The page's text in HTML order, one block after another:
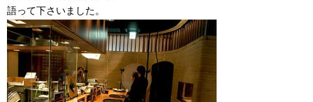
語って下さいました。